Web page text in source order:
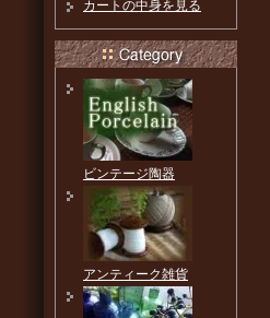
カートの中身を見る
ビンテージ陶器
アンティーク雑貨